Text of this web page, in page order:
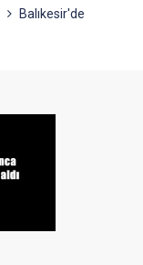
Balıkesir'de